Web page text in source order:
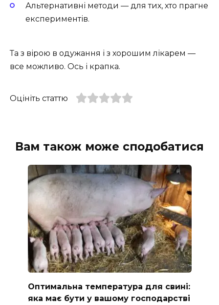
Альтернативні методи — для тих, хто прагне
експериментів.
Та з вірою в одужання і з хорошим лікарем —
все можливо. Ось і крапка.
Оцініть статтю
Вам також може сподобатися
Оптимальна температура для свині:
яка має бути у вашому господарстві